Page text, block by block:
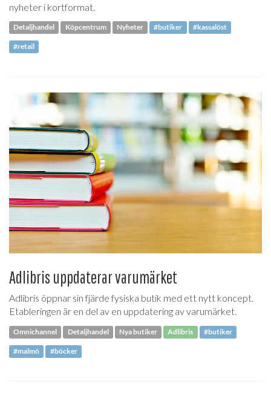
nyheter i kortformat.
Detaljhandel Köpcentrum Nyheter #butiker #kassalöst
#retail
Adlibris uppdaterar varumärket
Adlibris öppnar sin fjärde fysiska butik med ett nytt koncept.
Etableringen är en del av en uppdatering av varumärket.
Omnichannel Detaljhandel Nya butiker Adlibris #butiker
#malmö #böcker